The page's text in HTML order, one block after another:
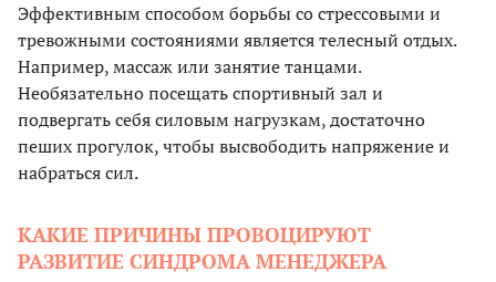
Эффективным способом борьбы со стрессовыми и
тревожными состояниями является телесный отдых.
Например, массаж или занятие танцами.
Необязательно посещать спортивный зал и
подвергать себя силовым нагрузкам, достаточно
пеших прогулок, чтобы высвободить напряжение и
набраться сил.
КАКИЕ ПРИЧИНЫ ПРОВОЦИРУЮТ
РАЗВИТИЕ СИНДРОМА МЕНЕДЖЕРА